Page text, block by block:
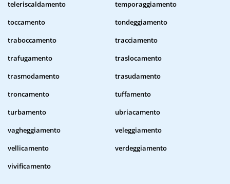
teleriscaldamento
temporaggiamento
toccamento
tondeggiamento
traboccamento
tracciamento
trafugamento
traslocamento
trasmodamento
trasudamento
troncamento
tuffamento
turbamento
ubriacamento
vagheggiamento
veleggiamento
vellicamento
verdeggiamento
vivificamento